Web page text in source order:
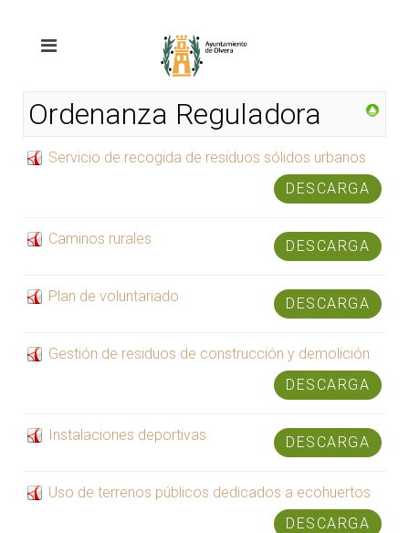
Ordenanza Reguladora
Servicio de recogida de residuos sólidos urbanos
DESCARGA
Caminos rurales DESCARGA
Plan de voluntariado DESCARGA
Gestión de residuos de construcción y demolición
DESCARGA
Instalaciones deportivas DESCARGA
Uso de terrenos públicos dedicados a ecohuertos
DESCARGA